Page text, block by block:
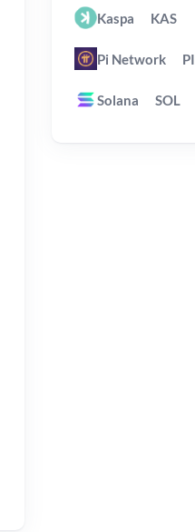
Kaspa KAS
Pi Network PI
Solana SOL